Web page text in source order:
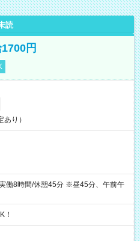
読
円
り）
働8時間/休憩45分 ※昼45分、午前午
！